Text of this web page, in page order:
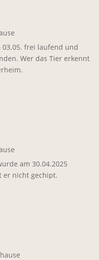
frei laufend und
Wer das Tier erkennt
am 30.04.2025
er nicht gechipt.